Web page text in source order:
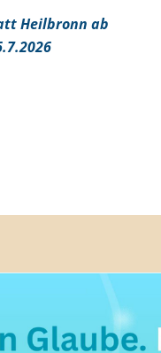
Heilbronn ab